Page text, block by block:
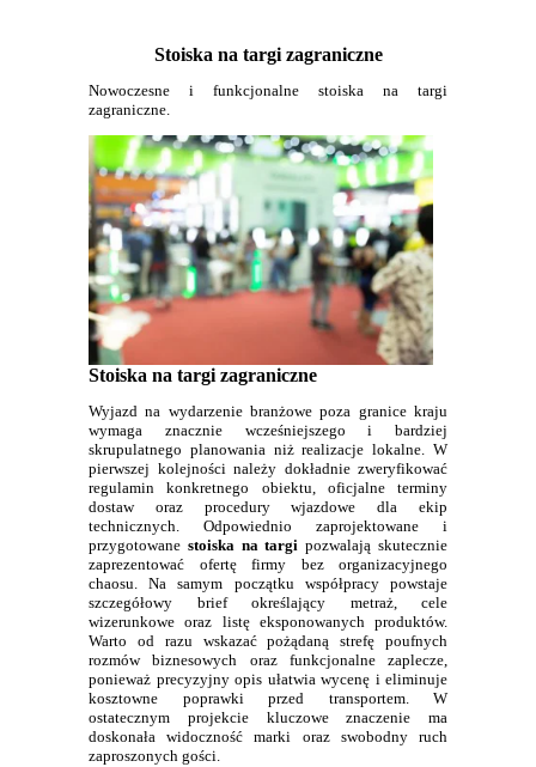
Stoiska na targi zagraniczne
Nowoczesne i funkcjonalne stoiska na targi
zagraniczne.
Stoiska na targi zagraniczne
Wyjazd na wydarzenie branżowe poza granice kraju
wymaga znacznie wcześniejszego i bardziej
skrupulatnego planowania niż realizacje lokalne. W
pierwszej kolejności należy dokładnie zweryfikować
regulamin konkretnego obiektu, oficjalne terminy
dostaw oraz procedury wjazdowe dla ekip
technicznych. Odpowiednio zaprojektowane i
przygotowane stoiska na targi pozwalają skutecznie
zaprezentować ofertę firmy bez organizacyjnego
chaosu. Na samym początku współpracy powstaje
szczegółowy brief określający metraż, cele
wizerunkowe oraz listę eksponowanych produktów.
Warto od razu wskazać pożądaną strefę poufnych
rozmów biznesowych oraz funkcjonalne zaplecze,
ponieważ precyzyjny opis ułatwia wycenę i eliminuje
kosztowne poprawki przed transportem. W
ostatecznym projekcie kluczowe znaczenie ma
doskonała widoczność marki oraz swobodny ruch
zaproszonych gości.